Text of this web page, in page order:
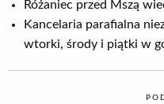
Różaniec przed Mszą
Kancelaria parafialna
wtorki, środy i piątki w